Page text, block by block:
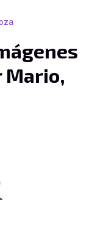
Mario,